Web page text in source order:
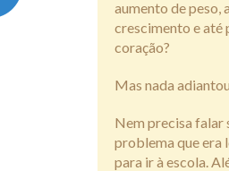
aumento de peso,
crescimento e até
coração?
Mas nada adiantou.
Nem precisa falar
problema que era
para ir à escola.